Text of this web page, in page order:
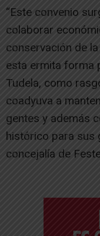
“Este convenio
colaborar
conservación de
esta ermita forma
Tudela, como
coadyuva a
gentes y además
histórico para sus
concejalía de